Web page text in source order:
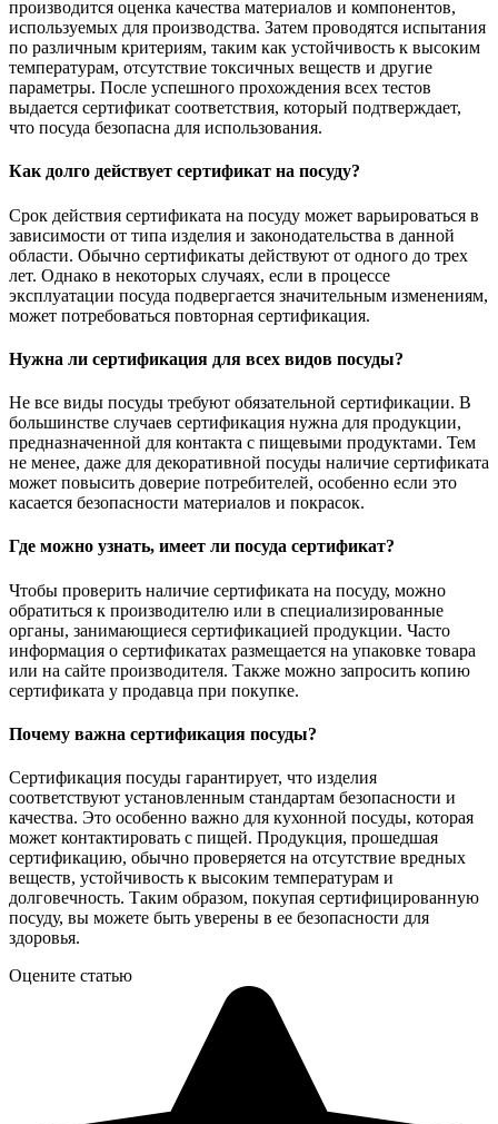
производится оценка качества материалов и компонентов,
используемых для производства. Затем проводятся испытания
по различным критериям, таким как устойчивость к высоким
температурам, отсутствие токсичных веществ и другие
параметры. После успешного прохождения всех тестов
выдается сертификат соответствия, который подтверждает,
что посуда безопасна для использования.
Как долго действует сертификат на посуду?
Срок действия сертификата на посуду может варьироваться в
зависимости от типа изделия и законодательства в данной
области. Обычно сертификаты действуют от одного до трех
лет. Однако в некоторых случаях, если в процессе
эксплуатации посуда подвергается значительным изменениям,
может потребоваться повторная сертификация.
Нужна ли сертификация для всех видов посуды?
Не все виды посуды требуют обязательной сертификации. В
большинстве случаев сертификация нужна для продукции,
предназначенной для контакта с пищевыми продуктами. Тем
не менее, даже для декоративной посуды наличие сертификата
может повысить доверие потребителей, особенно если это
касается безопасности материалов и покрасок.
Где можно узнать, имеет ли посуда сертификат?
Чтобы проверить наличие сертификата на посуду, можно
обратиться к производителю или в специализированные
органы, занимающиеся сертификацией продукции. Часто
информация о сертификатах размещается на упаковке товара
или на сайте производителя. Также можно запросить копию
сертификата у продавца при покупке.
Почему важна сертификация посуды?
Сертификация посуды гарантирует, что изделия
соответствуют установленным стандартам безопасности и
качества. Это особенно важно для кухонной посуды, которая
может контактировать с пищей. Продукция, прошедшая
сертификацию, обычно проверяется на отсутствие вредных
веществ, устойчивость к высоким температурам и
долговечность. Таким образом, покупая сертифицированную
посуду, вы можете быть уверены в ее безопасности для
здоровья.
Оцените статью